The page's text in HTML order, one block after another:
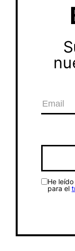
He
para el